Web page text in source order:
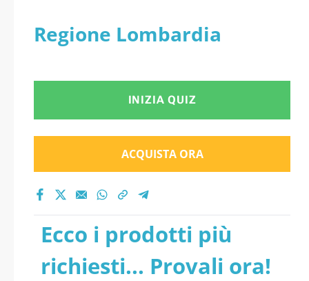
Regione Lombardia
INIZIA QUIZ
ACQUISTA ORA
Ecco i prodotti più
richiesti... Provali ora!